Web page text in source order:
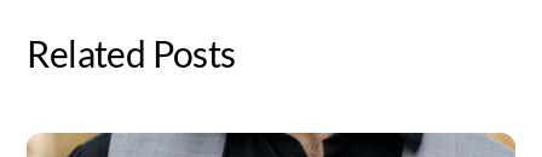
Related Posts